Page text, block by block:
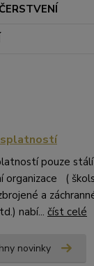
pouze stálí
organizace (
a
nabí... číst celé
novinky